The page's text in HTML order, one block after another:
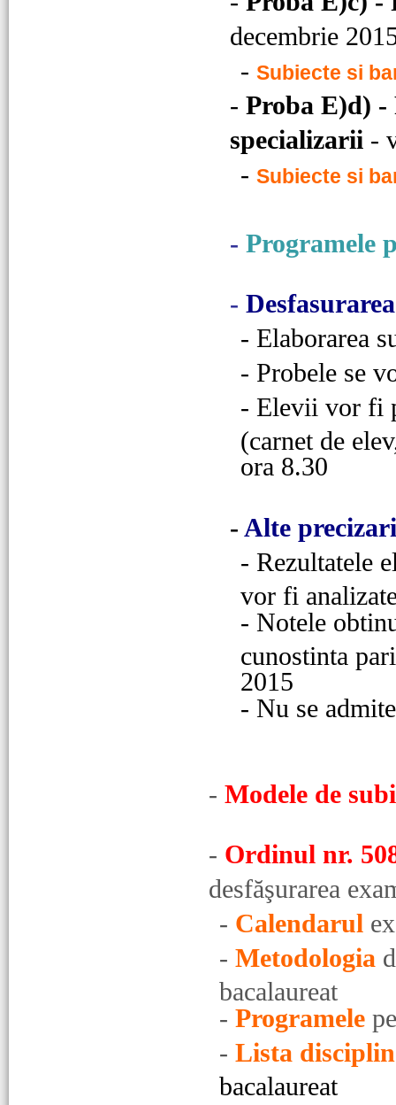
decembrie
- Subiecte si
- Proba E)d) -
specializarii -
- Subiecte si
- Programele
-
- Elaborarea
- Probele se
- Elevii vor fi
(carnet de
ora 8.30
- Alte precizari
- Rezultatele
vor fi
- Notele
cunostinta
2015
- Nu se
- Modele de
- Ordinul nr.
desfăşurarea
- Calendarul
- Metodologia
bacalaureat
- Programele
- Lista
bacalaureat